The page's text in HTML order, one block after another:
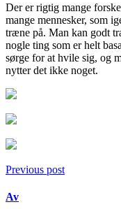
Der er rigtig mange
mange mennesker, som
træne på. Man kan godt
nogle ting som er helt
sørge for at hvile sig, og
nytter det ikke noget.
Previous post
Av